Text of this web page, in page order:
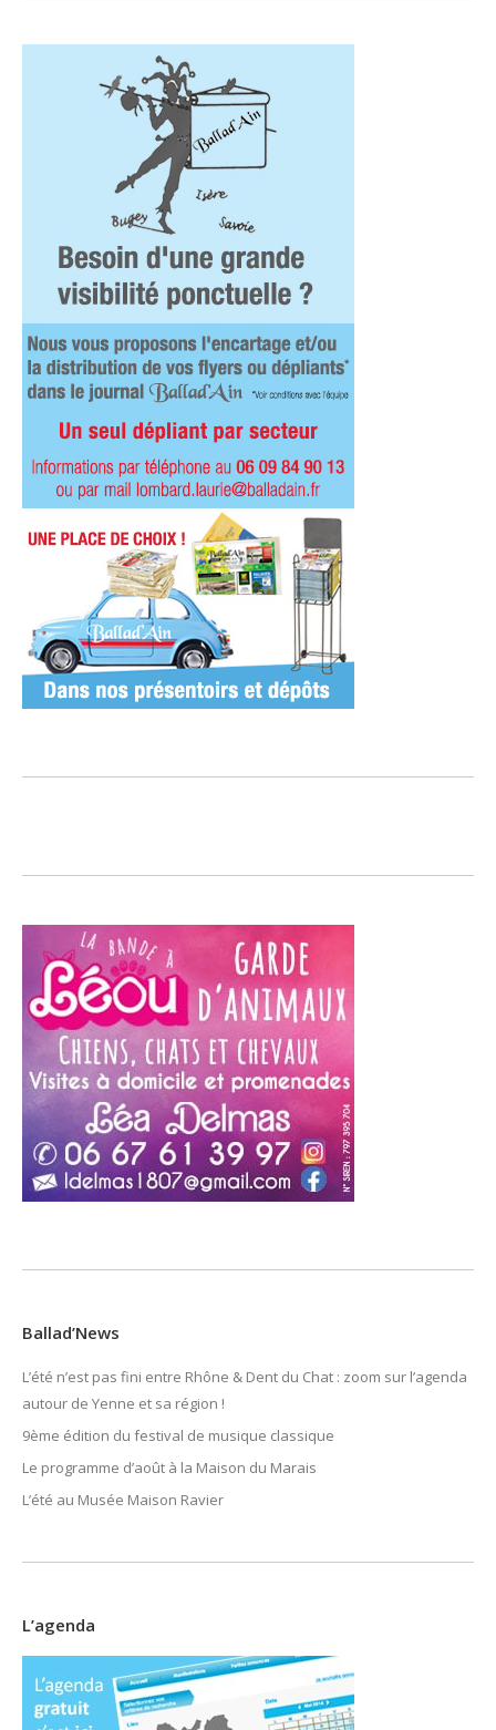
Ballad’News
L’été n’est pas fini entre Rhône & Dent du Chat : zoom sur l’agenda
autour de Yenne et sa région !
9ème édition du festival de musique classique
Le programme d’août à la Maison du Marais
L’été au Musée Maison Ravier
L’agenda